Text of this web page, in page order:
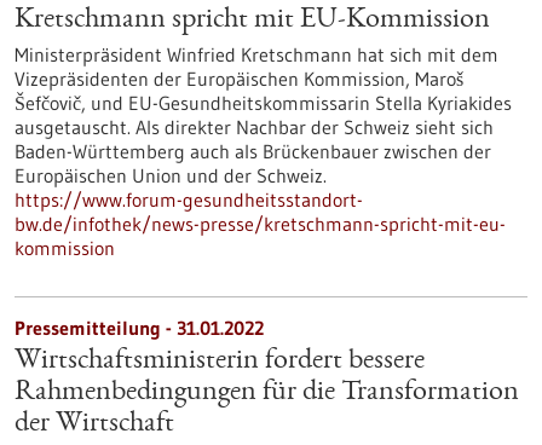
Kretschmann spricht mit EU-Kommission
Ministerpräsident Winfried Kretschmann hat sich mit dem
Vizepräsidenten der Europäischen Kommission, Maroš
Šefčovič, und EU-Gesundheitskommissarin Stella Kyriakides
ausgetauscht. Als direkter Nachbar der Schweiz sieht sich
Baden-Württemberg auch als Brückenbauer zwischen der
Europäischen Union und der Schweiz.
https://www.forum-gesundheitsstandort-
bw.de/infothek/news-presse/kretschmann-spricht-mit-eu-
kommission
Pressemitteilung - 31.01.2022
Wirtschaftsministerin fordert bessere
Rahmenbedingun­gen für die Transformation
der Wirtschaft